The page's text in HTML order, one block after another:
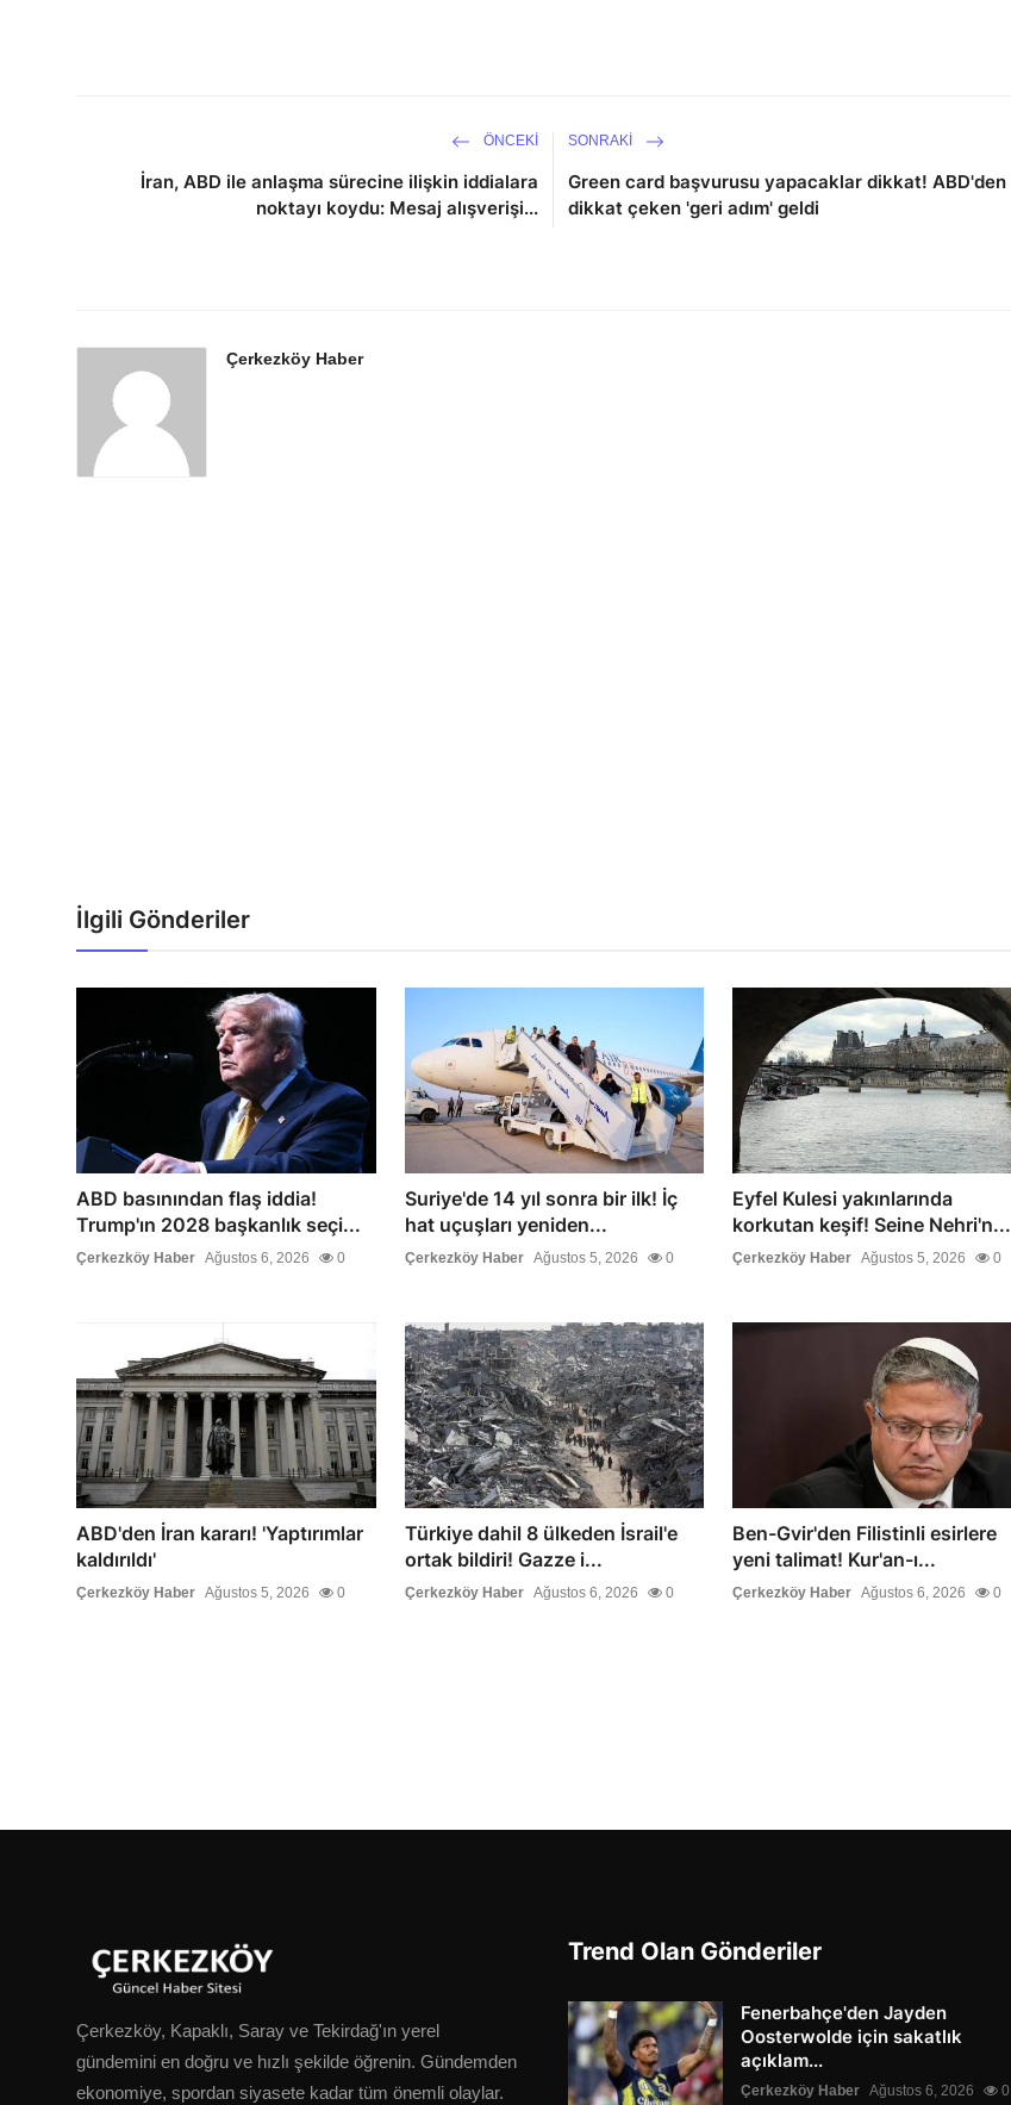
ÖNCEKI
İran, ABD ile anlaşma sürecine ilişkin iddialara
noktayı koydu: Mesaj alışverişi...
SONRAKI
Green card başvurusu yapacaklar dikkat! ABD'den
dikkat çeken 'geri adım' geldi
Çerkezköy Haber
İlgili Gönderiler
ABD basınından flaş iddia!
Trump'ın 2028 başkanlık seçi...
Çerkezköy Haber Ağustos 6, 2026 0
Suriye'de 14 yıl sonra bir ilk! İç
hat uçuşları yeniden...
Çerkezköy Haber Ağustos 5, 2026 0
Eyfel Kulesi yakınlarında
korkutan keşif! Seine Nehri'n...
Çerkezköy Haber Ağustos 5, 2026 0
ABD'den İran kararı! 'Yaptırımlar
kaldırıldı'
Çerkezköy Haber Ağustos 5, 2026 0
Türkiye dahil 8 ülkeden İsrail'e
ortak bildiri! Gazze i...
Çerkezköy Haber Ağustos 6, 2026 0
Ben-Gvir'den Filistinli esirlere
yeni talimat! Kur'an-ı...
Çerkezköy Haber Ağustos 6, 2026 0
Çerkezköy, Kapaklı, Saray ve Tekirdağ'ın yerel
gündemini en doğru ve hızlı şekilde öğrenin. Gündemden
ekonomiye, spordan siyasete kadar tüm önemli olaylar.
Trend Olan Gönderiler
Fenerbahçe'den Jayden
Oosterwolde için sakatlık
açıklam...
Çerkezköy Haber Ağustos 6, 2026 0